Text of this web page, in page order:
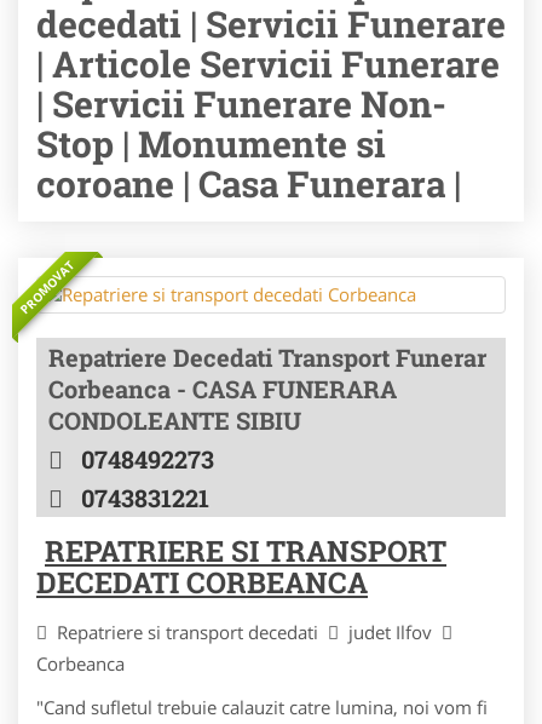
decedati | Servicii Funerare
| Articole Servicii Funerare
| Servicii Funerare Non-
Stop | Monumente si
coroane | Casa Funerara |
PROMOVAT
Repatriere Decedati Transport Funerar
Corbeanca - CASA FUNERARA
CONDOLEANTE SIBIU
0748492273
0743831221
REPATRIERE SI TRANSPORT
DECEDATI CORBEANCA
Repatriere si transport decedati
judet Ilfov
Corbeanca
"Cand sufletul trebuie calauzit catre lumina, noi vom fi